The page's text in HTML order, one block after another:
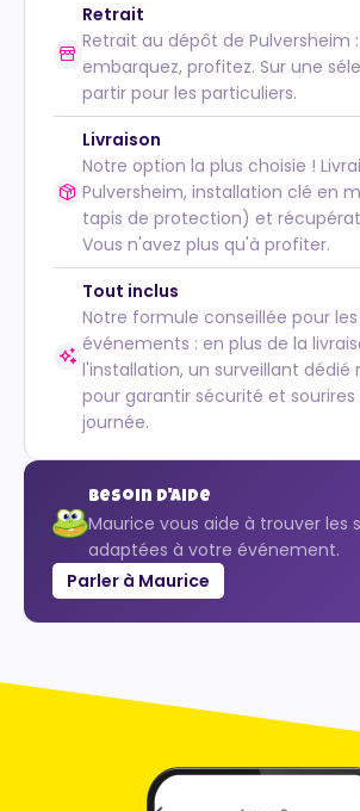
Retrait
Retrait au dépôt de Pulversheim
embarquez, profitez. Sur une
partir pour les particuliers.
Livraison
Notre option la plus choisie !
Pulversheim, installation clé en
tapis de protection) et
Vous n'avez plus qu'à profiter.
Tout inclus
Notre formule conseillée pour
événements : en plus de la
l'installation, un surveillant dédié
pour garantir sécurité et
journée.
Besoin d'aide
Maurice vous aide à trouver les
adaptées à votre événement.
Parler à Maurice